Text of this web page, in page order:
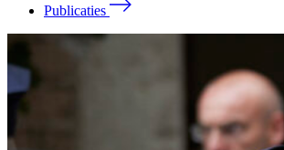
Publicaties